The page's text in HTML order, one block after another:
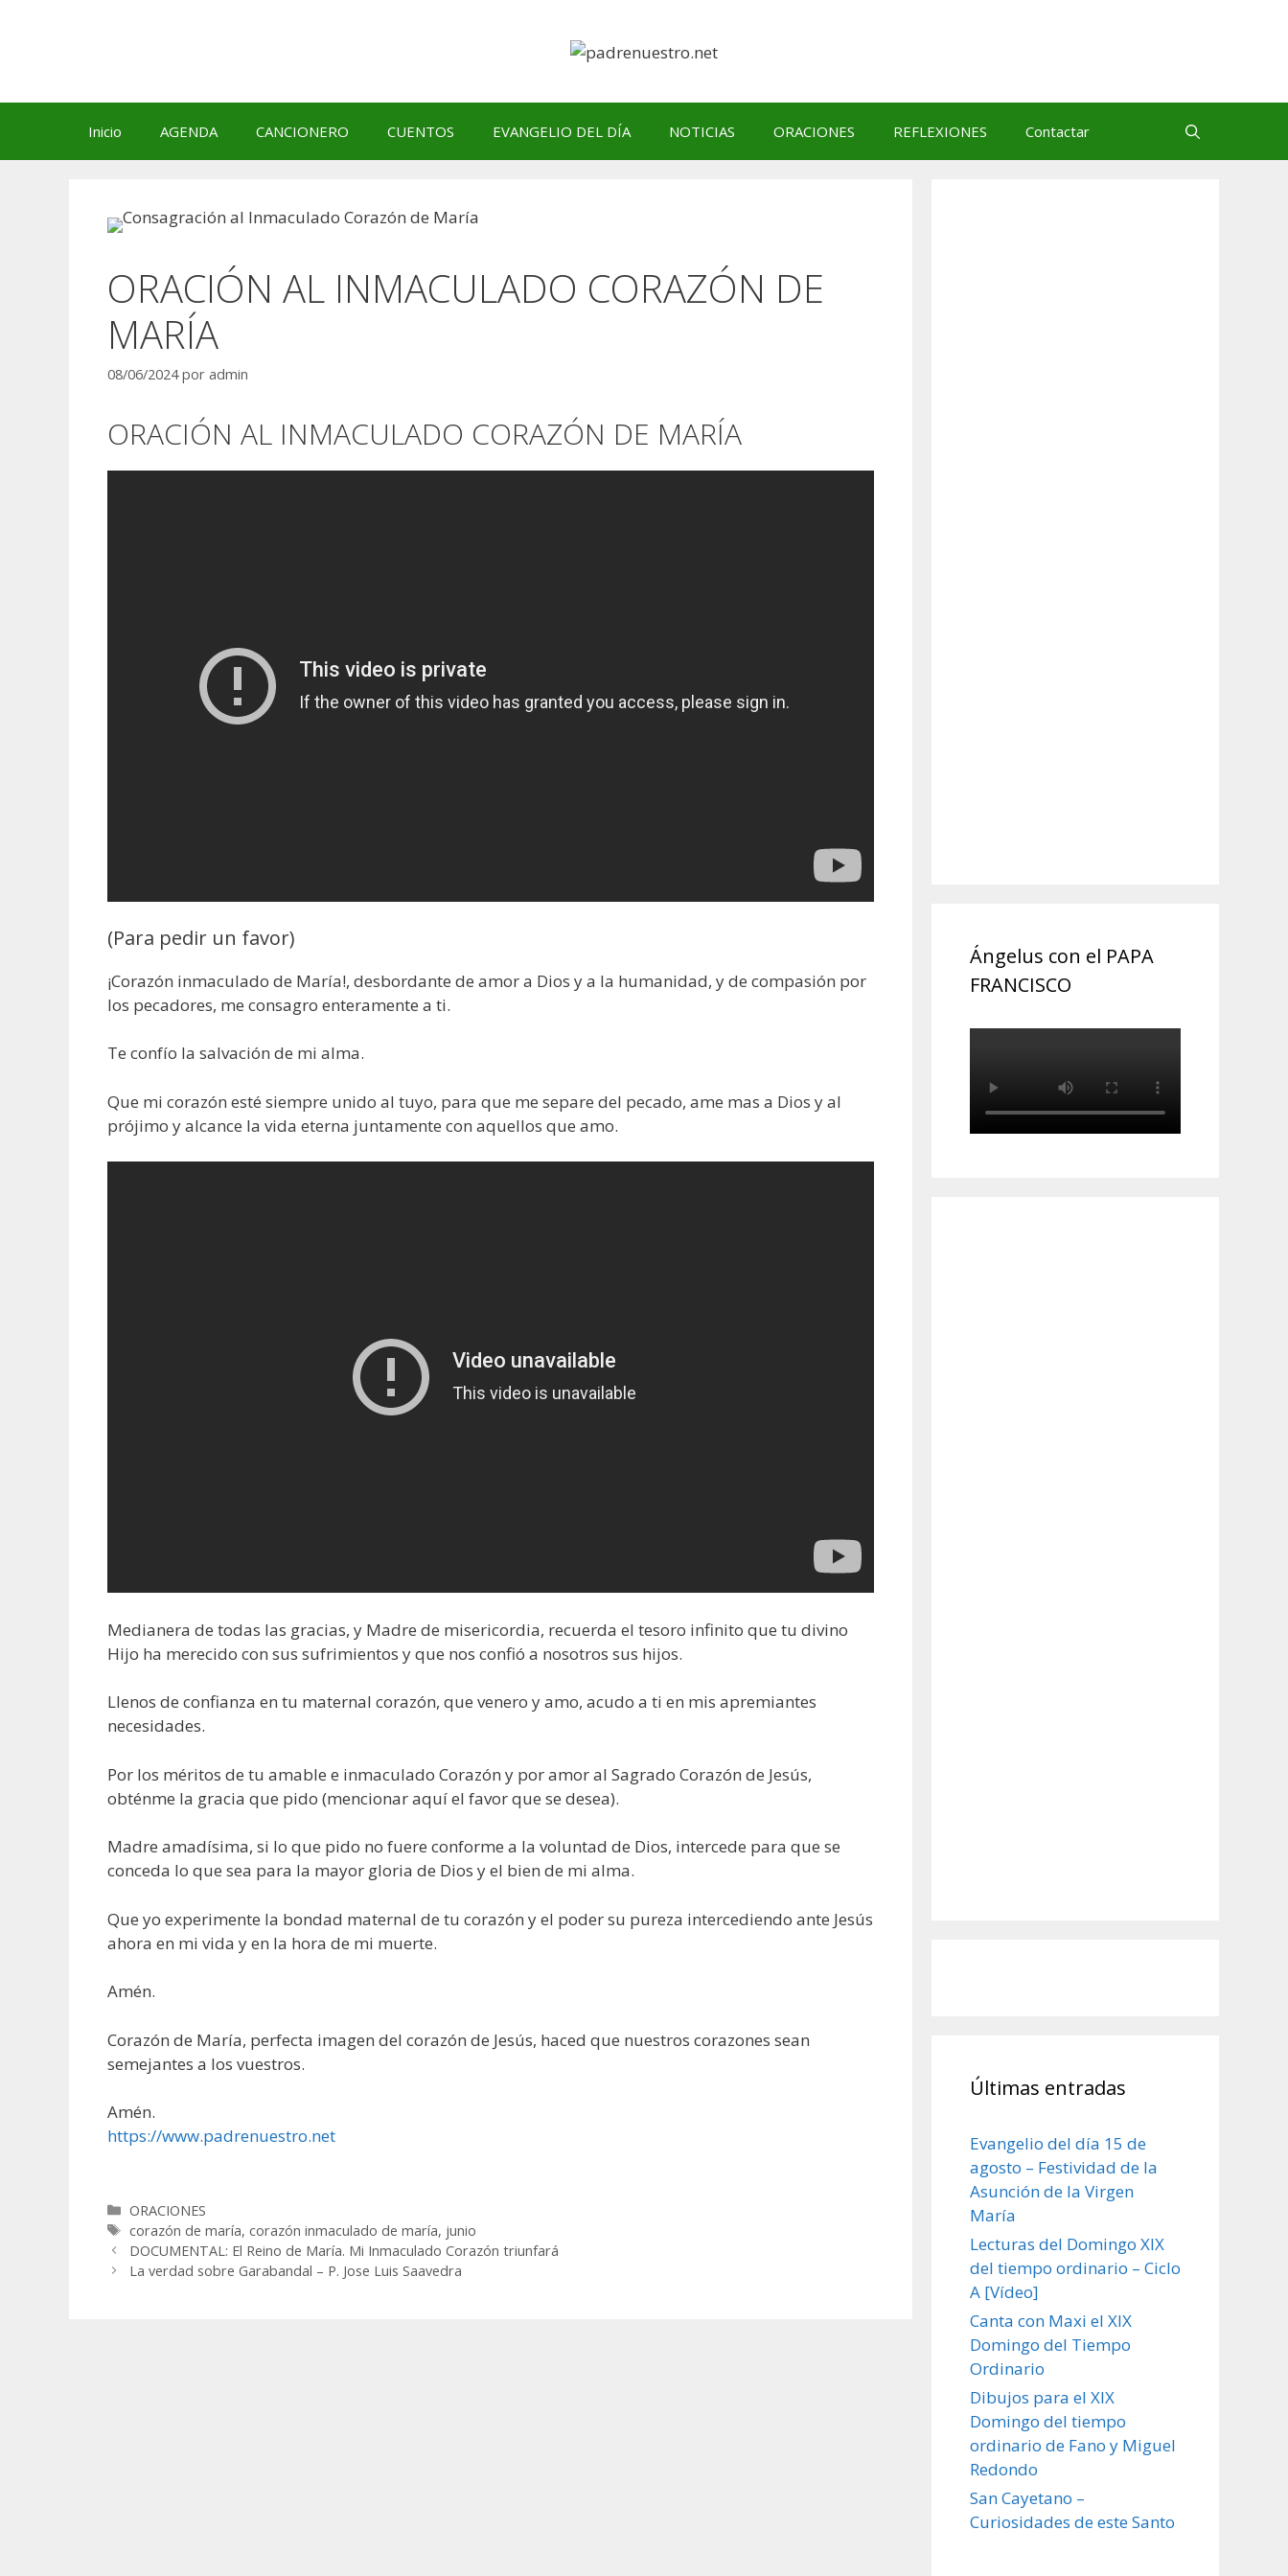
Inicio AGENDA CANCIONERO CUENTOS EVANGELIO DEL DÍA NOTICIAS ORACIONES REFLEXIONES Contactar
ORACIÓN AL INMACULADO CORAZÓN DE
MARÍA
08/06/2024 por admin
ORACIÓN AL INMACULADO CORAZÓN DE MARÍA
(Para pedir un favor)
¡Corazón inmaculado de María!, desbordante de amor a Dios y a la humanidad, y de compasión por
los pecadores, me consagro enteramente a ti.
Te confío la salvación de mi alma.
Que mi corazón esté siempre unido al tuyo, para que me separe del pecado, ame mas a Dios y al
prójimo y alcance la vida eterna juntamente con aquellos que amo.
Medianera de todas las gracias, y Madre de misericordia, recuerda el tesoro infinito que tu divino
Hijo ha merecido con sus sufrimientos y que nos confió a nosotros sus hijos.
Llenos de confianza en tu maternal corazón, que venero y amo, acudo a ti en mis apremiantes
necesidades.
Por los méritos de tu amable e inmaculado Corazón y por amor al Sagrado Corazón de Jesús,
obténme la gracia que pido (mencionar aquí el favor que se desea).
Madre amadísima, si lo que pido no fuere conforme a la voluntad de Dios, intercede para que se
conceda lo que sea para la mayor gloria de Dios y el bien de mi alma.
Que yo experimente la bondad maternal de tu corazón y el poder su pureza intercediendo ante Jesús
ahora en mi vida y en la hora de mi muerte.
Amén.
Corazón de María, perfecta imagen del corazón de Jesús, haced que nuestros corazones sean
semejantes a los vuestros.
Amén.
https://www.padrenuestro.net
Categorías
ORACIONES
Etiquetas
corazón de maría,corazón inmaculado de maría, junio
DOCUMENTAL: El Reino de María. Mi Inmaculado Corazón triunfará
La verdad sobre Garabandal – P. Jose Luis Saavedra
Ángelus con el PAPA
FRANCISCO
Últimas entradas
Evangelio del día 15 de
agosto – Festividad de la
Asunción de la Virgen
María
Lecturas del Domingo XIX
del tiempo ordinario – Ciclo
A [Vídeo]
Canta con Maxi el XIX
Domingo del Tiempo
Ordinario
Dibujos para el XIX
Domingo del tiempo
ordinario de Fano y Miguel
Redondo
San Cayetano –
Curiosidades de este Santo